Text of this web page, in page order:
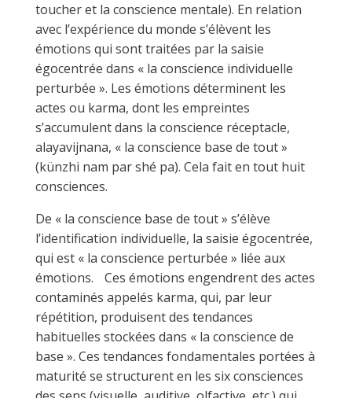
toucher et la conscience mentale). En relation
avec l’expérience du monde s’élèvent les
émotions qui sont traitées par la saisie
égocentrée dans « la conscience individuelle
perturbée ». Les émotions déterminent les
actes ou karma, dont les empreintes
s’accumulent dans la conscience réceptacle,
alayavijnana, « la conscience base de tout »
(künzhi nam par shé pa). Cela fait en tout huit
consciences.
De « la conscience base de tout » s’élève
l’identification individuelle, la saisie égocentrée,
qui est « la conscience perturbée » liée aux
émotions. Ces émotions engendrent des actes
contaminés appelés karma, qui, par leur
répétition, produisent des tendances
habituelles stockées dans « la conscience de
base ». Ces tendances fondamentales portées à
maturité se structurent en les six consciences